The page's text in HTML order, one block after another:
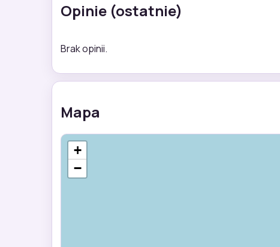
Opinie (ostatnie)
Brak opinii.
Mapa
+
−